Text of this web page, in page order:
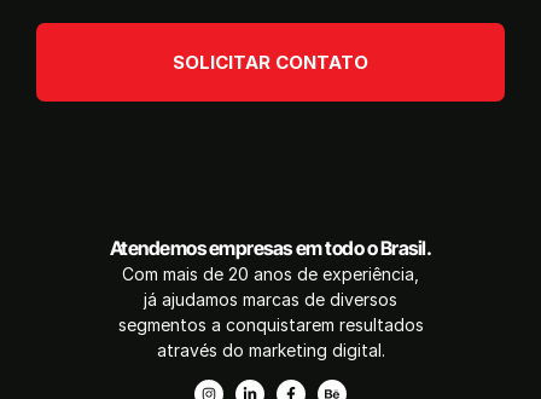
SOLICITAR CONTATO
Atendemos empresas em todo o Brasil.
Com mais de 20 anos de experiência,
já ajudamos marcas de diversos
segmentos a conquistarem resultados
através do marketing digital.